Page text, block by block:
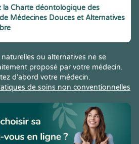
la Charte déontologique des
Médecines Douces et Alternatives
ou alternatives ne se
proposé par votre médecin.
d’abord votre médecin.
de soins non conventionnelles